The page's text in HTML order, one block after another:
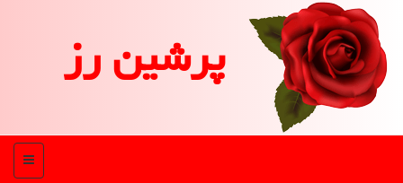
پرشین رز
منو